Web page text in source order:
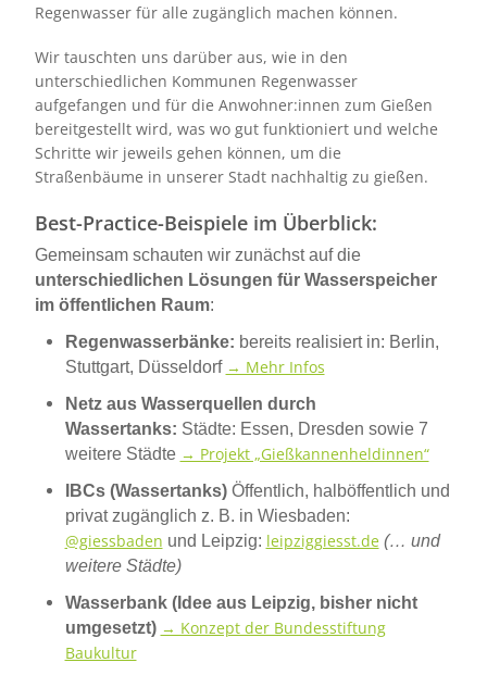
Regenwasser für alle zugänglich machen können.
Wir tauschten uns darüber aus, wie in den
unterschiedlichen Kommunen Regenwasser
aufgefangen und für die Anwohner:innen zum Gießen
bereitgestellt wird, was wo gut funktioniert und welche
Schritte wir jeweils gehen können, um die
Straßenbäume in unserer Stadt nachhaltig zu gießen.
Best-Practice-Beispiele im Überblick:
Gemeinsam schauten wir zunächst auf die
unterschiedlichen Lösungen für Wasserspeicher
im öffentlichen Raum:
Regenwasserbänke: bereits realisiert in: Berlin,
Stuttgart, Düsseldorf → Mehr Infos
Netz aus Wasserquellen durch
Wassertanks: Städte: Essen, Dresden sowie 7
weitere Städte → Projekt „Gießkannenheldinnen“
IBCs (Wassertanks) Öffentlich, halböffentlich und
privat zugänglich z. B. in Wiesbaden:
@giessbaden und Leipzig: leipziggiesst.de (… und
weitere Städte)
Wasserbank (Idee aus Leipzig, bisher nicht
umgesetzt) → Konzept der Bundesstiftung
Baukultur